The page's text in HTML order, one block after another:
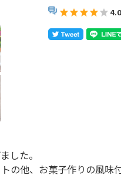
4.0
した。
の他、お菓子作りの風味